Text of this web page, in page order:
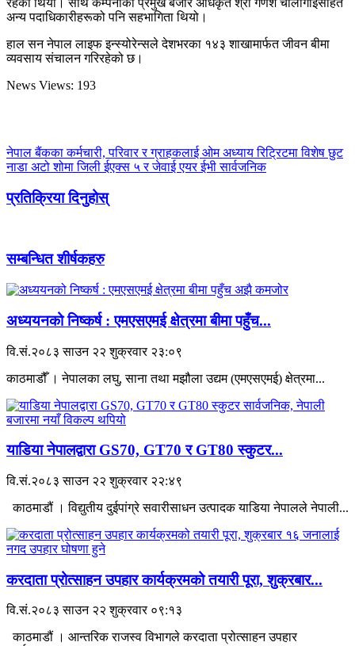
रहेको थियो। साथै कम्पनीका प्रमुख बजार अधिकृत श्री गणेश चौलागाइँसहित
अन्य पदाधिकारीहरूको पनि सहभागिता थियो।
हाल सन नेपाल लाइफ इन्स्योरेन्सले देशभरका १४३ शाखामार्फत जीवन बीमा
व्यवसाय संचालन गरिरहेको छ।
News Views: 193
नेपाल बैंकका कर्मचारी, परिवार र ग्राहकलाई ओम अध्याय रिट्रिटमा विशेष छुट
नाडा अटो शोमा जिली ईएक्स ५ र जेवाई एयर ईभी सार्वजनिक
प्रतिक्रिया दिनुहोस्
सम्बन्धित शीर्षकहरु
अध्ययनको निष्कर्ष : एमएसएमई क्षेत्रमा बीमा पहुँच...
वि.सं.२०८३ साउन २२ शुक्रवार २३:०९
काठमाडौँ । नेपालका लघु, साना तथा मझौला उद्यम (एमएसएमई) क्षेत्रमा...
याडिया नेपालद्वारा GS70, GT70 र GT80 स्कुटर...
वि.सं.२०८३ साउन २२ शुक्रवार २२:४९
काठमाडौं । विद्युतीय दुईपांग्रे सवारीसाधन उत्पादक याडिया नेपालले नेपाली...
करदाता प्रोत्साहन उपहार कार्यक्रमको तयारी पूरा, शुक्रबार...
वि.सं.२०८३ साउन २२ शुक्रवार ०९:१३
काठमाडौं । आन्तरिक राजस्व विभागले करदाता प्रोत्साहन उपहार